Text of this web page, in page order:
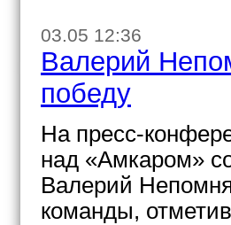
03.05 12:36
Валерий
победу
На пресс-
над «Амкаром»
Валерий
команды,